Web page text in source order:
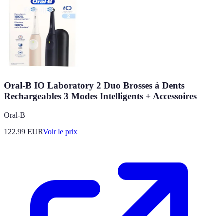
Oral-B IO Laboratory 2 Duo Brosses à Dents
Rechargeables 3 Modes Intelligents + Accessoires
Oral-B
122.99 EURVoir le prix